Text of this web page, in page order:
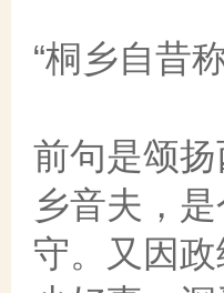
“桐乡自昔
前句是颂
乡音夫，
守。又因